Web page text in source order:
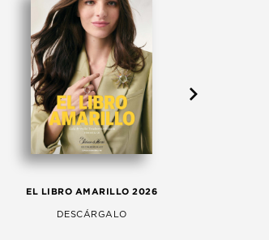
EL LIBRO AMARILLO 2026
DESCÁRGALO